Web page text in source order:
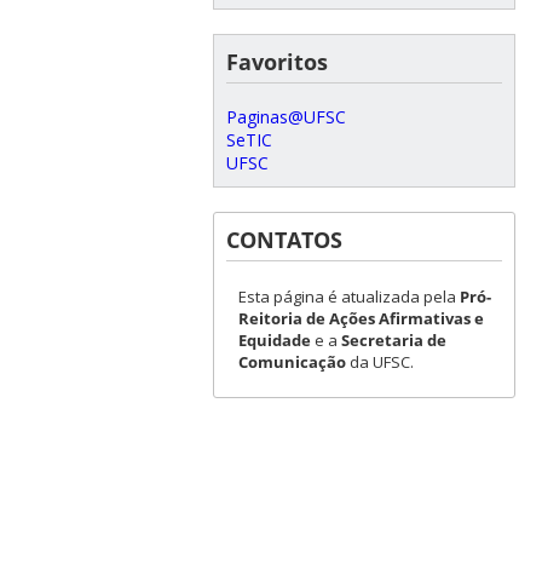
Favoritos
Paginas@UFSC
SeTIC
UFSC
CONTATOS
Esta página é atualizada pela Pró-
Reitoria de Ações Afirmativas e
Equidadee a Secretaria de
Comunicaçãoda UFSC.